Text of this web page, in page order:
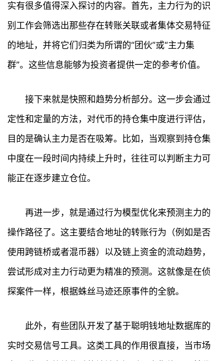
实有很多值得深入探讨的内容。首先，主力行为的识
别工作会筛选出那些存在转账关联或者集体交易特征
的地址，并将它们归类为所谓的“团伙”或“主力集
群”。这些信息能够为投资者提供一定的参考价值。
接下来就是快照和趋势分析部分。这一步会通过
定性和定量的方法，对代币的持仓集中度进行评估，
目的是确认主力是否在吸筹。比如，当观察到持仓集
中度在一段时间内持续上升时，往往可以判断主力可
能正在逐步建立仓位。
再进一步，就是通过行为模型优化来预测主力的
操作路径了。这主要结合地址的转账行为（例如是否
使用跨链桥或者混币器）以及链上资金的流动趋势，
尝试形成对主力行动更为精准的预测。这就像是在侦
探案件一样，根据蛛丝马迹还原事件的全貌。
此外，有些团队开发了基于聪明钱地址数据库的
实时交易信号工具。这类工具的作用很直接，当市场